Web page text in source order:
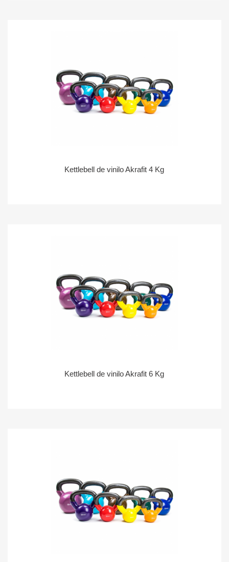
Kettlebell de vinilo Akrafit 4 Kg
Kettlebell de vinilo Akrafit 6 Kg